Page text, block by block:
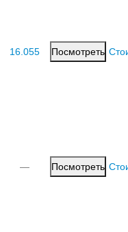
16.055 Посмотреть
— Посмотреть